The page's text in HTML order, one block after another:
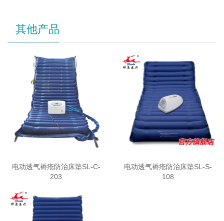
其他产品
电动透气褥疮防治床垫SL-C-
203
电动透气褥疮防治床垫SL-S-
108